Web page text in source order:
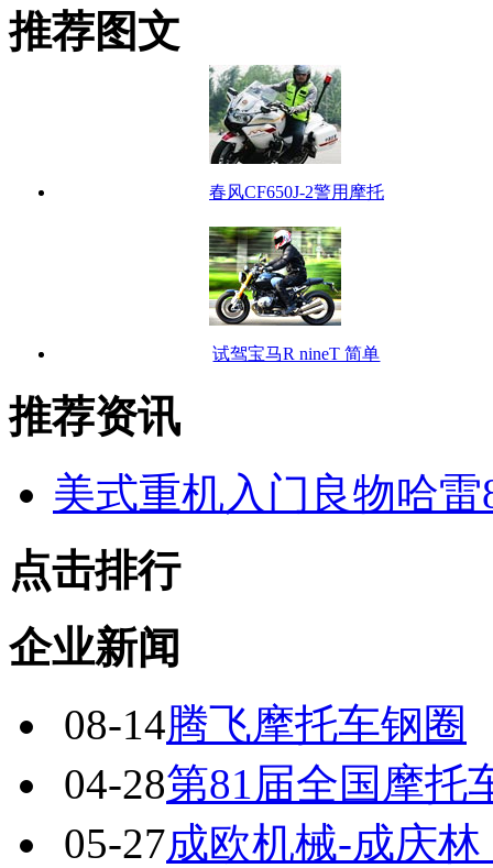
推荐图文
春风CF650J-2警用摩托
试驾宝马R nineT 简单
推荐资讯
美式重机入门良物哈
点击排行
企业新闻
08-14腾飞摩托车钢圈
04-28第81届全国摩托
05-27成欧机械-成庆